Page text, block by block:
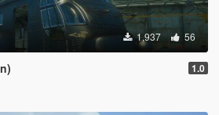
1,937 56
1.0